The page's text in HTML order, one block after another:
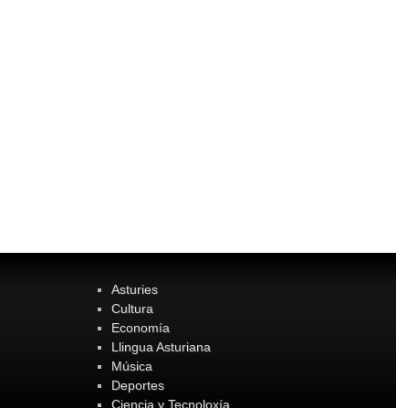
Asturies
Cultura
Economía
Llingua Asturiana
Música
Deportes
Ciencia y Tecnoloxía